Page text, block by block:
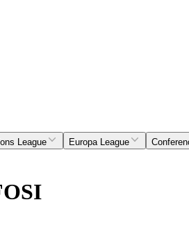
League Europa League